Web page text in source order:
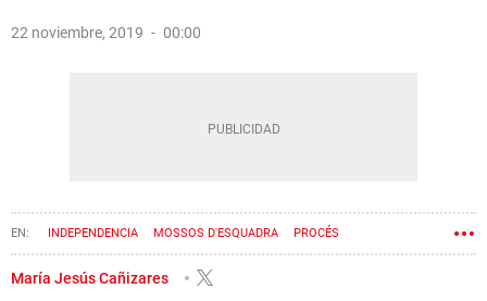
22 noviembre, 2019 00:00
INDEPENDENCIA MOSSOS D'ESQUADRA PROCÉS
María Jesús Cañizares